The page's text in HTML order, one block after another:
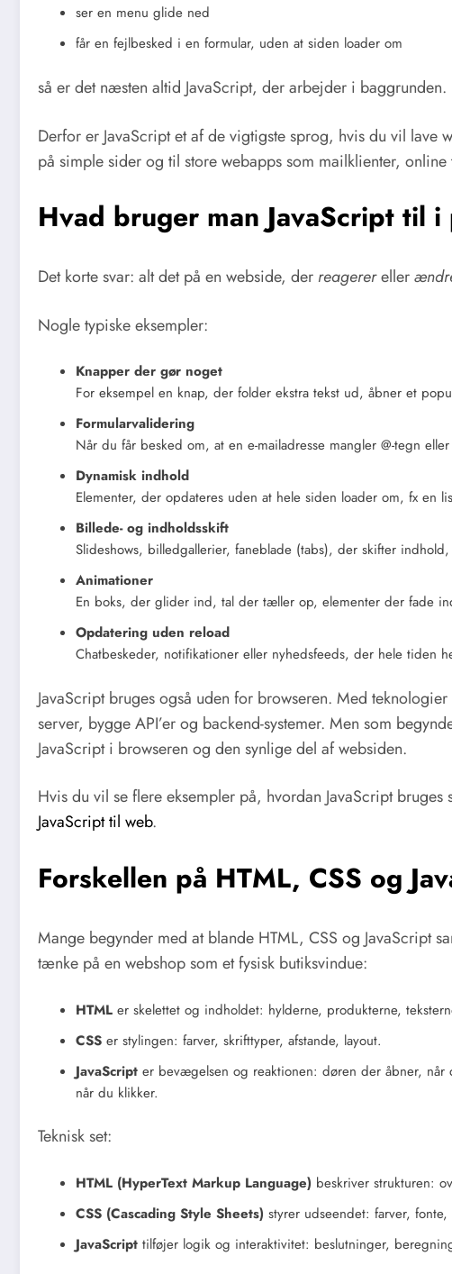
ser en menu glide ned
får en fejlbesked i en formular, uden at siden loader om
så er det næsten altid JavaScript, der arbejder i baggrunden.
Derfor er JavaScript et af de vigtigste sprog, hvis du vil lave
på simple sider og til store webapps som mailklienter,
Hvad bruger man JavaScript til i
Det korte svar: alt det på en webside, der reagerereller
Nogle typiske eksempler:
Knapper der gør noget
For eksempel en knap, der folder ekstra tekst ud, åbner et
Formularvalidering
Når du får besked om, at en e-mailadresse mangler @-tegn
Dynamisk indhold
Elementer, der opdateres uden at hele siden loader om, fx en
Billede- og indholdsskift
Slideshows, billedgallerier, faneblade (tabs), der skifter
Animationer
En boks, der glider ind, tal der tæller op, elementer der fade
Opdatering uden reload
Chatbeskeder, notifikationer eller nyhedsfeeds, der hele tiden
JavaScript bruges også uden for browseren. Med
server, bygge API’er og backend-systemer. Men som
JavaScript i browseren og den synlige del af websiden.
Hvis du vil se flere eksempler på, hvordan JavaScript
JavaScript til web.
Forskellen på HTML, CSS og
Mange begynder med at blande HTML, CSS og JavaScript
tænke på en webshop som et fysisk butiksvindue:
HTML er skelettet og indholdet: hylderne, produkterne,
CSS er stylingen: farver, skrifttyper, afstande, layout.
JavaScript er bevægelsen og reaktionen: døren der åbner,
når du klikker.
Teknisk set:
HTML (HyperText Markup Language) beskriver strukturen:
CSS (Cascading Style Sheets) styrer udseendet: farver,
JavaScript tilføjer logik og interaktivitet: beslutninger,